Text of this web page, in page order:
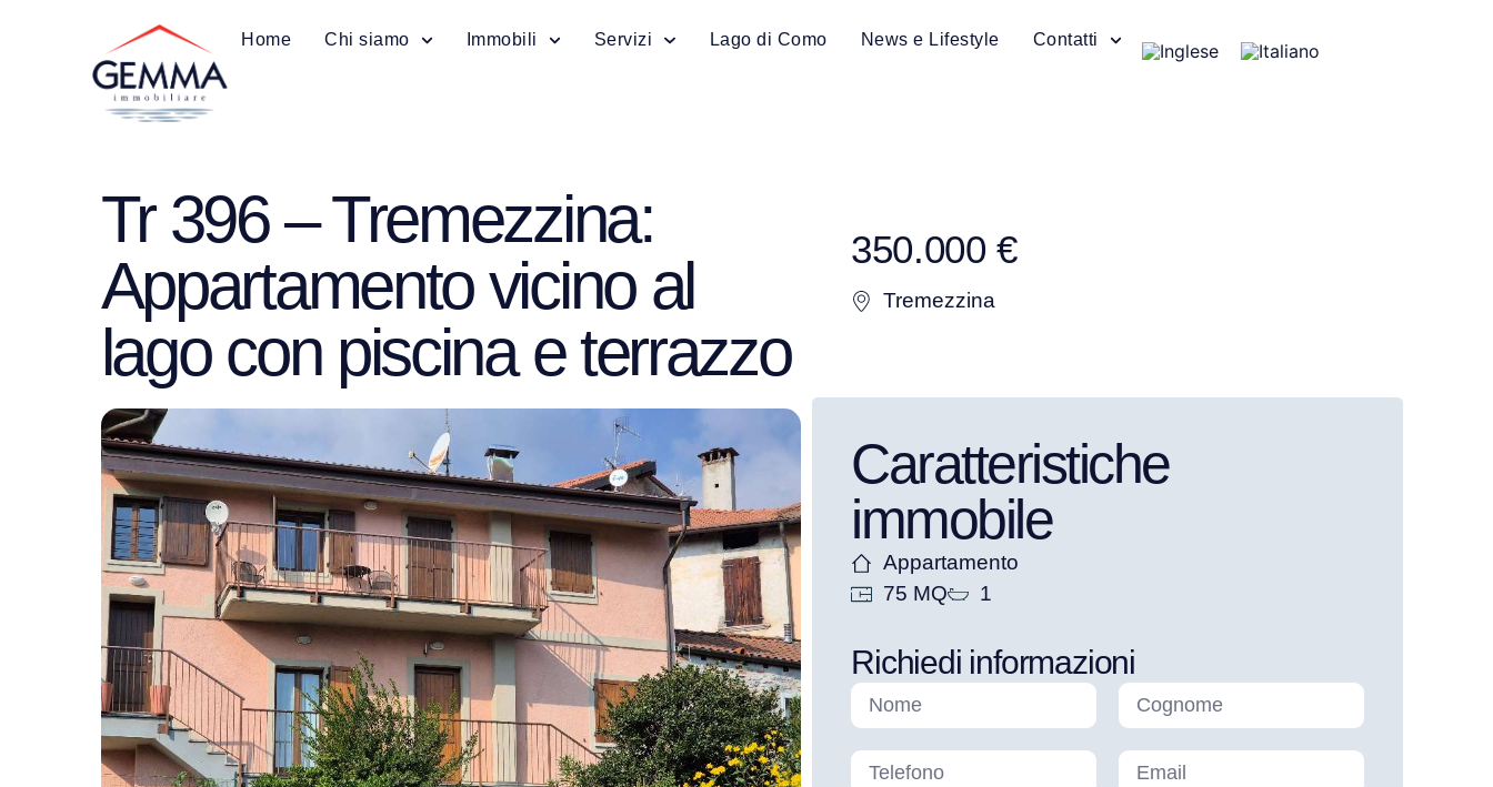
Home Chi siamo Immobili Servizi Lago di Como News e Lifestyle Contatti
Tr 396 – Tremezzina:
Appartamento vicino al
lago con piscina e terrazzo
350.000 €
Tremezzina
Caratteristiche
immobile
Appartamento
75 MQ
1
Richiedi informazioni